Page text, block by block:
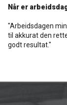
Når er
"Arbeidsdagen
til akkurat den
godt resultat."